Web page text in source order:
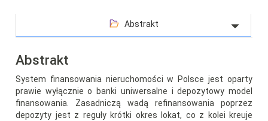
Abstrakt
Abstrakt
System finansowania nieruchomości w Polsce jest oparty
prawie wyłącznie o banki uniwersalne i depozytowy model
finansowania. Zasadniczą wadą refinansowania poprzez
depozyty jest z reguły krótki okres lokat, co z kolei kreuje